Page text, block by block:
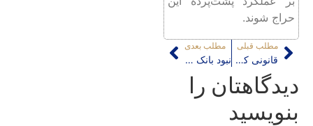
حراج شوند.
مطلب قبلی
قانونی که می‌گوید قانون، قانونی است
مطلب بعدی
نبود بانک اطلاعاتی و بلاتکلیفی اخذ مالیات از دارایی‌های لوکس
دیدگاهتان را
بنویسید